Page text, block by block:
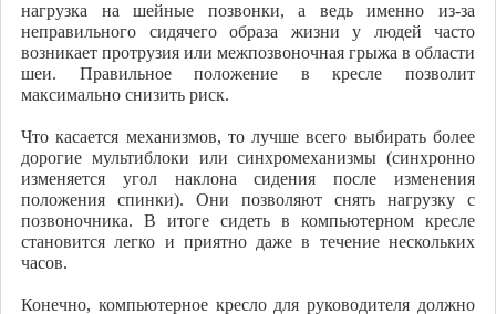
нагрузка на шейные позвонки, а ведь именно из-за
неправильного сидячего образа жизни у людей часто
возникает протрузия или межпозвоночная грыжа в области
шеи. Правильное положение в кресле позволит
максимально снизить риск.
Что касается механизмов, то лучше всего выбирать более
дорогие мультиблоки или синхромеханизмы (синхронно
изменяется угол наклона сидения после изменения
положения спинки). Они позволяют снять нагрузку с
позвоночника. В итоге сидеть в компьютерном кресле
становится легко и приятно даже в течение нескольких
часов.
Конечно, компьютерное кресло для руководителя должно